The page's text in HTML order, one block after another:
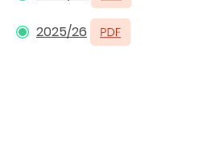
2025/26